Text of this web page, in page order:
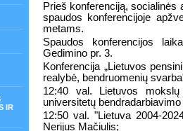
IR
Prieš konferenciją,
spaudos konferencijoje
metams.
Spaudos konferencijos
Gedimino pr. 3.
Konferencija „Lietuvos
realybė, bendruomenių
12:40 val. Lietuvos
universitetų
12:50 val. "Lietuva 2004-
Nerijus Mačiulis;